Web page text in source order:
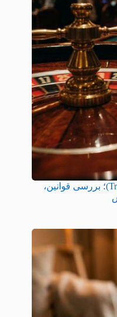
معرفی بازی رولت سه صفر (Triple Zero)؛ بررسی قوانین،